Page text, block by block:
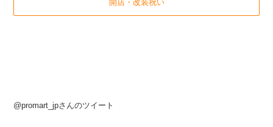
開店・改装祝い
@promart_jpさんのツイート